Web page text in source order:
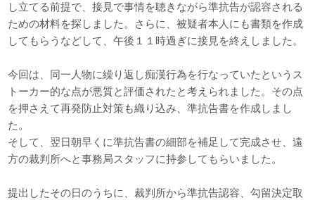
し立てる前提で、接見で事情を聴きながら準抗告が認容される
ための材料を探しました。さらに、被疑者本人にも書類を作成
してもらうなどして、午後１１時過ぎに接見を終えしました。
今回は、同一人物に繰り返し痴漢行為を行なっていたというス
トーカー的な点が悪質と評価されたと考えられました。その点
を押さえて再発防止対策も織り込み、準抗告書を作成しまし
た。
そして、翌日朝早くに準抗告書の細部を補足して完成させ、遠
方の裁判所へと事務局スタッフに持参してもらいました。
提出したその日のうちに、裁判所から準抗告認容、勾留決定取